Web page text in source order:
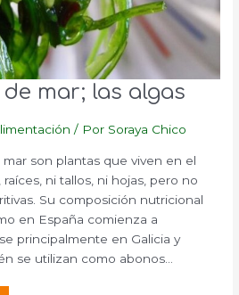
mar; las algas
/ Por Soraya Chico
mar son plantas que viven en el
ni tallos, ni hojas, pero no
Su composición nutricional
en España comienza a
principalmente en Galicia y
se utilizan como abonos…